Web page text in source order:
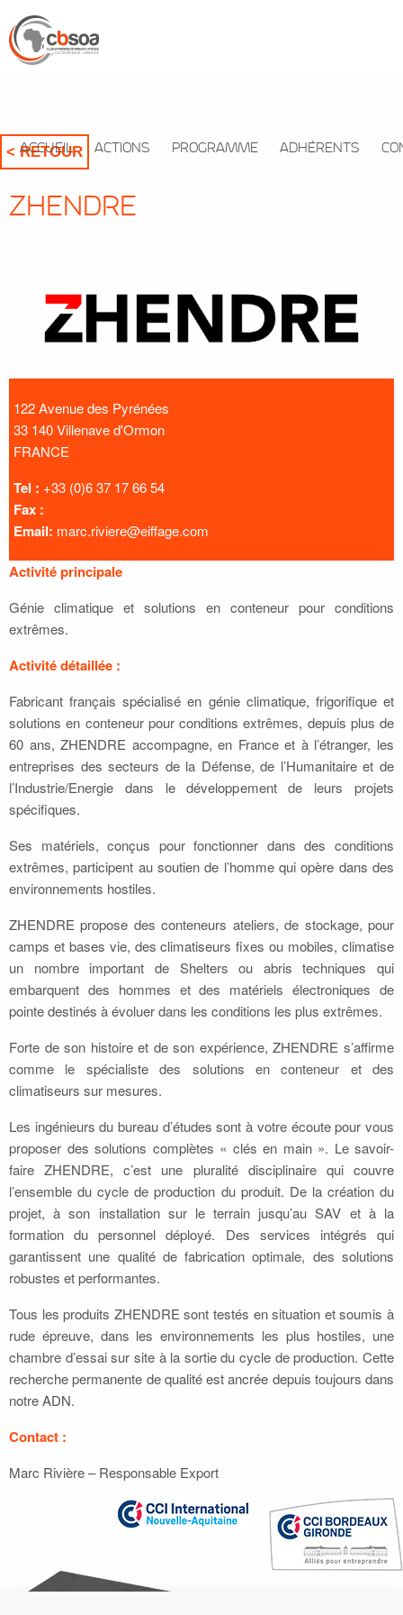
ACCUEIL ACTIONS PROGRAMME ADHÉRENTS
< RETOUR
ZHENDRE
122 Avenue des Pyrénées
33 140 Villenave d'Ormon
FRANCE
Tel : +33 (0)6 37 17 66 54
Fax :
Email: marc.riviere@eiffage.com
Activité principale
Génie climatique et solutions en conteneur pour conditions
extrêmes.
Activité détaillée :
Fabricant français spécialisé en génie climatique, frigorifique et
solutions en conteneur pour conditions extrêmes, depuis plus de
60 ans, ZHENDRE accompagne, en France et à l’étranger, les
entreprises des secteurs de la Défense, de l’Humanitaire et de
l’Industrie/Energie dans le développement de leurs projets
spécifiques.
Ses matériels, conçus pour fonctionner dans des conditions
extrêmes, participent au soutien de l’homme qui opère dans des
environnements hostiles.
ZHENDRE propose des conteneurs ateliers, de stockage, pour
camps et bases vie, des climatiseurs fixes ou mobiles, climatise
un nombre important de Shelters ou abris techniques qui
embarquent des hommes et des matériels électroniques de
pointe destinés à évoluer dans les conditions les plus extrêmes.
Forte de son histoire et de son expérience, ZHENDRE s’affirme
comme le spécialiste des solutions en conteneur et des
climatiseurs sur mesures.
Les ingénieurs du bureau d’études sont à votre écoute pour vous
proposer des solutions complètes « clés en main ». Le savoir-
faire ZHENDRE, c’est une pluralité disciplinaire qui couvre
l’ensemble du cycle de production du produit. De la création du
projet, à son installation sur le terrain jusqu’au SAV et à la
formation du personnel déployé. Des services intégrés qui
garantissent une qualité de fabrication optimale, des solutions
robustes et performantes.
Tous les produits ZHENDRE sont testés en situation et soumis à
rude épreuve, dans les environnements les plus hostiles, une
chambre d’essai sur site à la sortie du cycle de production. Cette
recherche permanente de qualité est ancrée depuis toujours dans
notre ADN.
Contact :
Marc Rivière – Responsable Export